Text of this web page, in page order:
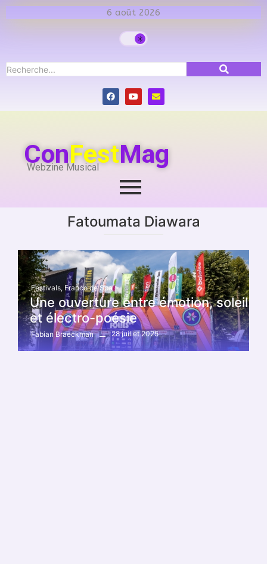
6 août 2026
ConFestMag
Webzine Musical
Fatoumata Diawara
Festivals, Franco de Spa
Une ouverture entre émotion, soleil
et électro-poésie
Fabian Braeckman 28 juillet 2025